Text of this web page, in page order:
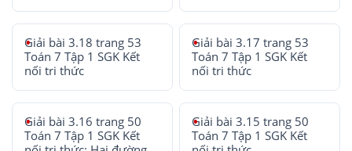
Giải bài 3.18 trang 53
Toán 7 Tập 1 SGK Kết
nối tri thức
Giải bài 3.17 trang 53
Toán 7 Tập 1 SGK Kết
nối tri thức
Giải bài 3.16 trang 50
Toán 7 Tập 1 SGK Kết
Giải bài 3.15 trang 50
Toán 7 Tập 1 SGK Kết